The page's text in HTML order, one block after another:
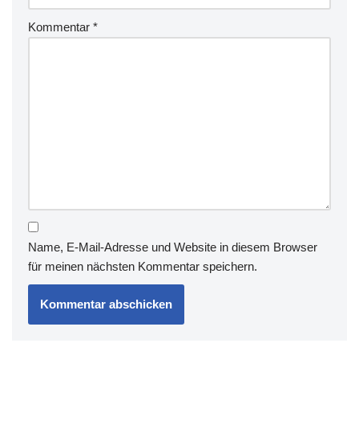
Kommentar *
Name, E-Mail-Adresse und Website in diesem Browser
für meinen nächsten Kommentar speichern.